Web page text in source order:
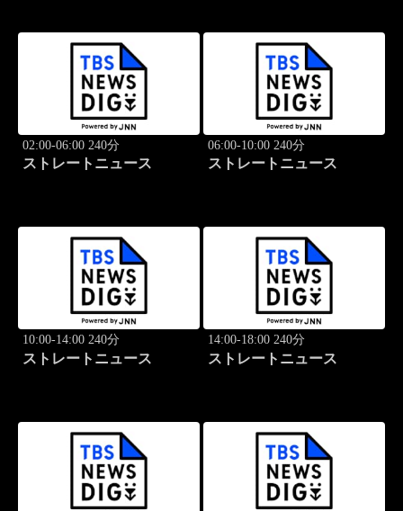
02:00-06:00 240分
ストレートニュース
06:00-10:00 240分
ストレートニュース
10:00-14:00 240分
ストレートニュース
14:00-18:00 240分
ストレートニュース